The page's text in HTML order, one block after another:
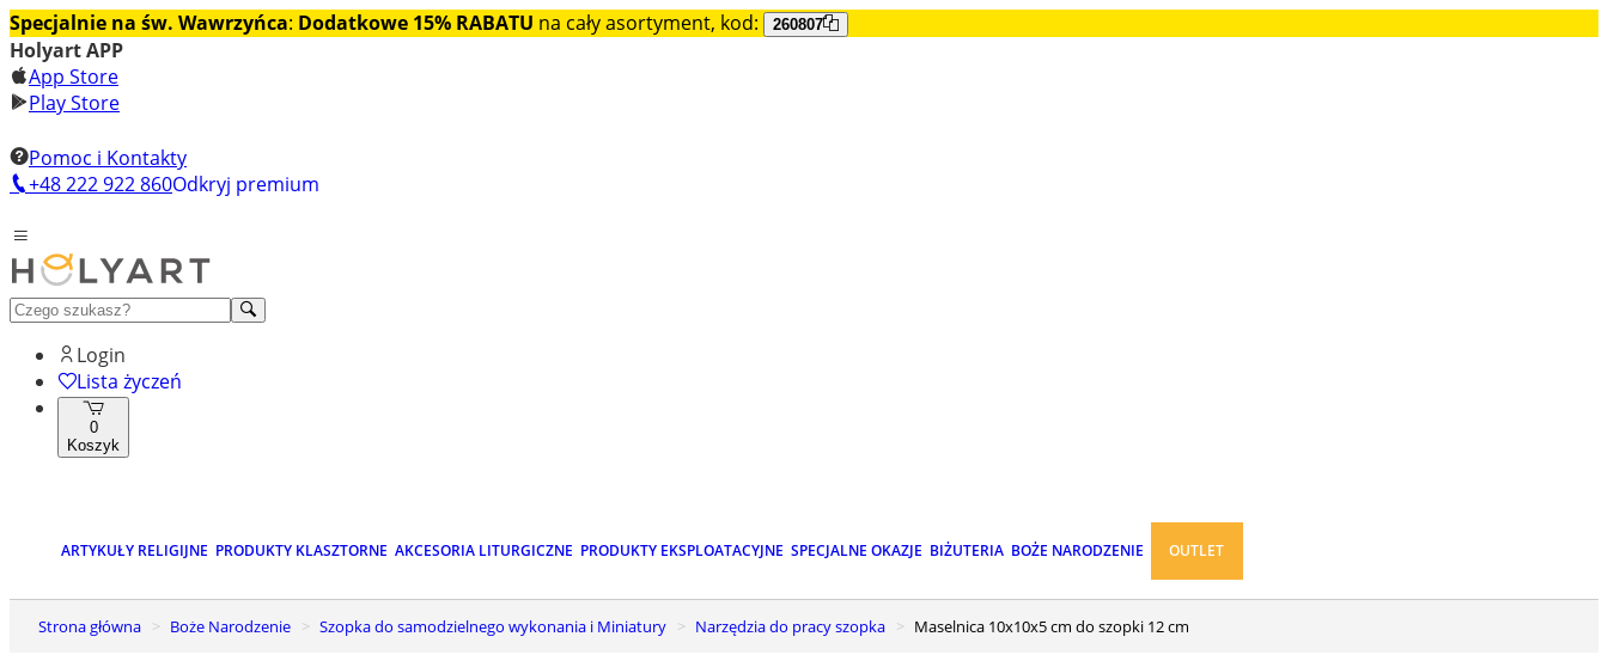
Specjalnie na św. Wawrzyńca: Dodatkowe 15% RABATU na cały asortyment, kod: 260807
Holyart APP
App Store
Play Store
Pomoc i Kontakty
+48 222 922 860Odkryj premium
Login
Lista życzeń
0
Koszyk
ARTYKUŁY RELIGIJNE PRODUKTY KLASZTORNE AKCESORIA LITURGICZNE PRODUKTY EKSPLOATACYJNE SPECJALNE OKAZJE BIŻUTERIA BOŻE NARODZENIE OUTLET
Strona główna Boże Narodzenie Szopka do samodzielnego wykonania i Miniatury Narzędzia do pracy szopka Maselnica 10x10x5 cm do szopki 12 cm